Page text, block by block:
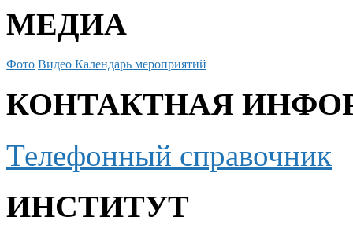
МЕДИА
Фото Видео Календарь мероприятий
КОНТАКТНАЯ
Телефонный справочник
ИНСТИТУТ